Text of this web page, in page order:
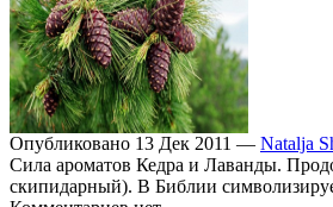
Опубликовано 13 Дек 2011 — Natalja
Сила ароматов Кедра и Лаванды.
скипидарный). В Библии